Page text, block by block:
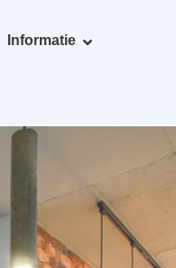
Informatie